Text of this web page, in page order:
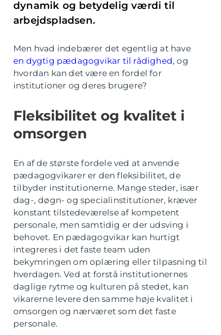
dynamik og betydelig værdi til
arbejdspladsen.
Men hvad indebærer det egentlig at have
en dygtig pædagogvikar til rådighed, og
hvordan kan det være en fordel for
institutioner og deres brugere?
Fleksibilitet og kvalitet i
omsorgen
En af de største fordele ved at anvende
pædagogvikarer er den fleksibilitet, de
tilbyder institutionerne. Mange steder, især
dag-, døgn- og specialinstitutioner, kræver
konstant tilstedeværelse af kompetent
personale, men samtidig er der udsving i
behovet. En pædagogvikar kan hurtigt
integreres i det faste team uden
bekymringen om oplæring eller tilpasning til
hverdagen. Ved at forstå institutionernes
daglige rytme og kulturen på stedet, kan
vikarerne levere den samme høje kvalitet i
omsorgen og nærværet som det faste
personale.